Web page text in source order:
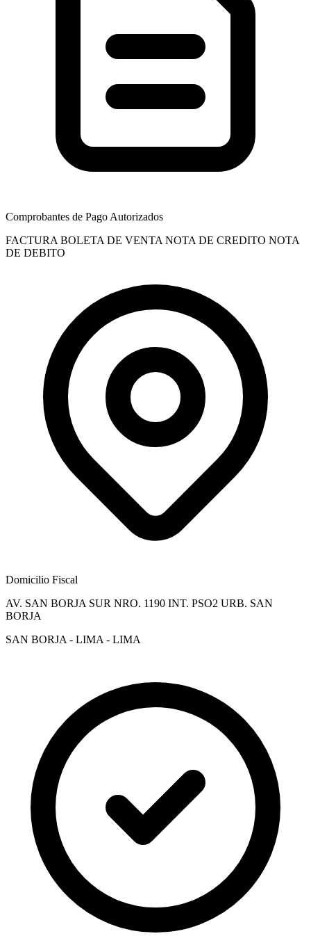
Comprobantes de Pago Autorizados
FACTURA BOLETA DE VENTA NOTA DE CREDITO NOTA
DE DEBITO
Domicilio Fiscal
AV. SAN BORJA SUR NRO. 1190 INT. PSO2 URB. SAN
BORJA
SAN BORJA - LIMA - LIMA